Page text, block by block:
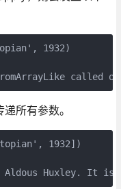
1932)
called
所有参数。
1932])
Aldous Huxley. It